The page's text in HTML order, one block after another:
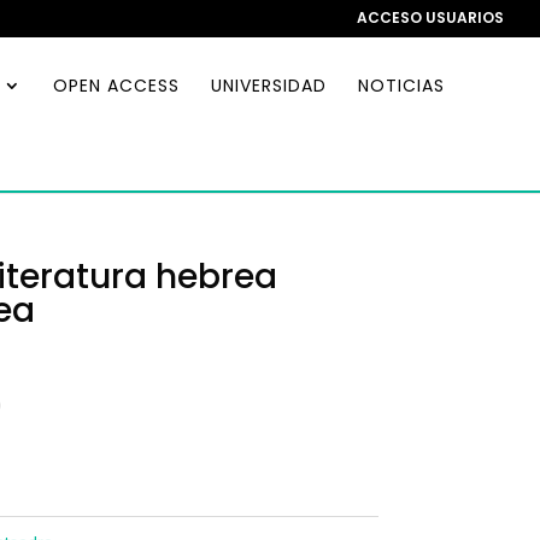
ACCESO USUARIOS
OPEN ACCESS UNIVERSIDAD NOTICIAS
hebrea